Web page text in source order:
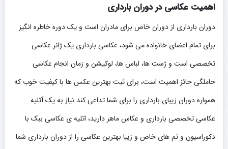
اهمیت عکاسی در دوران بارداری
دوران بارداری از دوران خاص برای مادران است و یک دوره خاطره انگیز
برای تمام اعضای خانواده می شود، عکاسی بارداری یک ژانر عکاسی
تخصصی است و ژست ها، لباس ها، لوکیشن و زمان انجام عکاسی
حاملگی حائز اهمیت است، برای ثبت بهترین عکس ها با کیفیت خوب که
همواره دوران زیبای بارداری را برای شما تداعی کند نیاز به یک آتلیه
عکاسی تخصصی بارداری و عکاس ماهر دارید، اتلیه ی عکاسی ببک با
دکوراسیون و تم های خاص و زیبا بهترین عکاسی را از دوران بارداری شما